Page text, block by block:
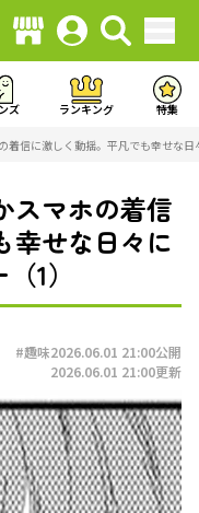
ズ ランキング 特集
着信に激しく動揺。平凡でも幸せな
スマホの着信
幸せな日々に
1）
#趣味2026.06.01 21:00公開
2026.06.01 21:00更新